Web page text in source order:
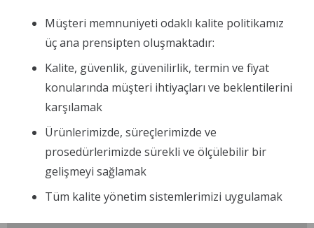
Müşteri memnuniyeti odaklı kalite politikamız
üç ana prensipten oluşmaktadır:
Kalite, güvenlik, güvenilirlik, termin ve fiyat
konularında müşteri ihtiyaçları ve beklentilerini
karşılamak
Ürünlerimizde, süreçlerimizde ve
prosedürlerimizde sürekli ve ölçülebilir bir
gelişmeyi sağlamak
Tüm kalite yönetim sistemlerimizi uygulamak